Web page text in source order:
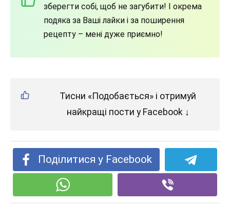
зберегти собі, щоб не загубити! І окрема
подяка за Ваші лайки і за поширення
рецепту – мені дуже приємно!
Тисни «Подобається» і отримуй
найкращі пости у Facebook ↓
Поділитися у Facebook